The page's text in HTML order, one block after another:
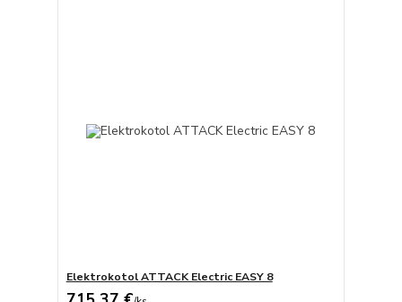
Elektrokotol ATTACK Electric EASY 8